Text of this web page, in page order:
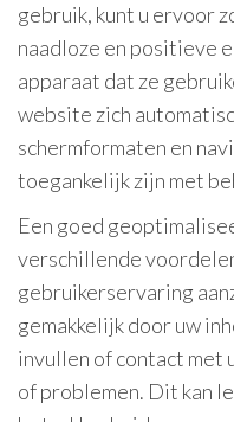
gebruik, kunt u ervoor
naadloze en positieve
apparaat dat ze
website zich
schermformaten en
toegankelijk zijn met
Een goed
verschillende
gebruikerservaring
gemakkelijk door uw
invullen of contact met
of problemen. Dit kan